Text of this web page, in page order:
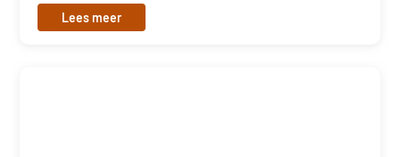
Lees meer